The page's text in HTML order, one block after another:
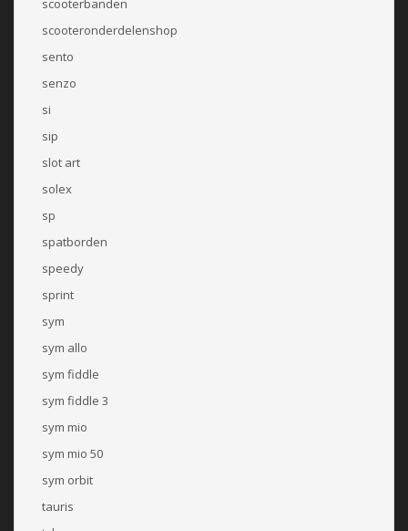
scooteronderdelenshop
sento
senzo
si
sip
slot art
solex
sp
spatborden
speedy
sprint
sym
sym allo
sym fiddle
sym fiddle 3
sym mio
sym mio 50
sym orbit
tauris